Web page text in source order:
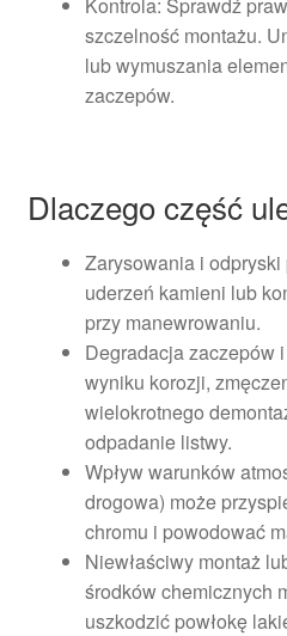
Kontrola: Sprawdź
szczelność montażu.
lub wymuszania
zaczepów.
Dlaczego część
Zarysowania i
uderzeń kamieni lub
przy manewrowaniu.
Degradacja zaczepów
wyniku korozji,
wielokrotnego
odpadanie listwy.
Wpływ warunków
drogowa) może
chromu i powodować
Niewłaściwy montaż
środków chemicznych
uszkodzić powłokę